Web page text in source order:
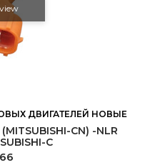
ДВИГАТЕЛЕЙ НОВЫЕ
CN) -NLR
C